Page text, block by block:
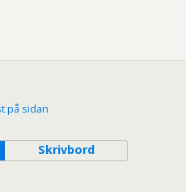
på sidan
Skrivbord